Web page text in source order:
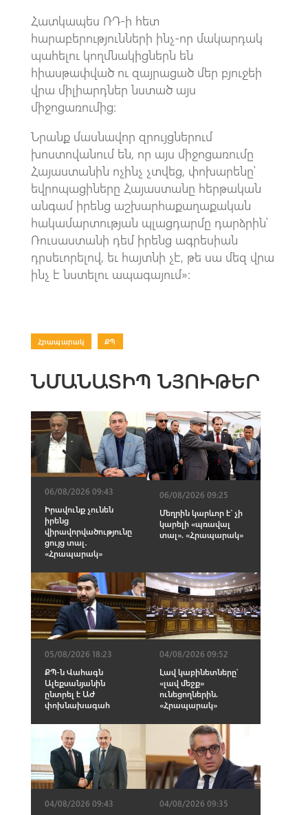
Հատկապես ՌԴ-ի հետ
հարաբերությունների ինչ-որ մակարդակ
պահելու կողմնակիցներն են
հիասթափված ու զայրացած մեր բյուջեի
վրա միլիարդներ նստած այս
միջոցառումից:
Նրանք մասնավոր զրույցներում
խոստովանում են, որ այս միջոցառումը
Հայաստանին ոչինչ չտվեց, փոխարենը՝
եվրոպացիները Հայաստանը հերթական
անգամ իրենց աշխարհաքաղաքական
հակամարտության պլացդարմը դարձրին՝
Ռուսաստանի դեմ իրենց ագրեսիան
դրսեւորելով, եւ հայտնի չէ, թե սա մեզ վրա
ինչ է նստելու ապագայում»:
Հրապարակ ՔՊ
ՆՄԱՆԱՏԻՊ ՆՅՈՒԹԵՐ
06/08/2026 09:43
Իրավունք չունեն
իրենց
վիրավորվածությունը
ցույց տալ․
«Հրապարակ»
06/08/2026 09:25
Մեղրին կարևոր է` չի
կարելի «պռավալ
տալ». «Հրապարակ»
05/08/2026 18:23
ՔՊ-ն Վահագն
Ալեքսանյանին
ընտրել է ԱԺ
փոխնախագահ
04/08/2026 09:52
Լավ կաբինետները՝
«լավ մեջք»
ունեցողներին.
«Հրապարակ»
04/08/2026 09:43
04/08/2026 09:35